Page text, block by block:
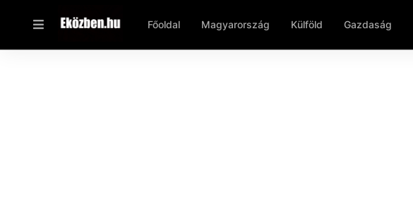
Főoldal Magyarország Külföld Gazdaság